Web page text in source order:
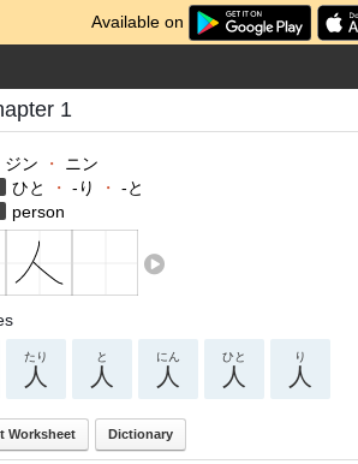
Available on
1
ジン ・ ニン
ひと ・ -り ・ -と
person
人
たり
人
と
人
にん
人
ひと
人
り
Worksheet Dictionary